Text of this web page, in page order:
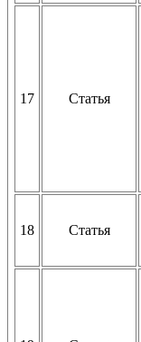
17 Статья
18 Статья